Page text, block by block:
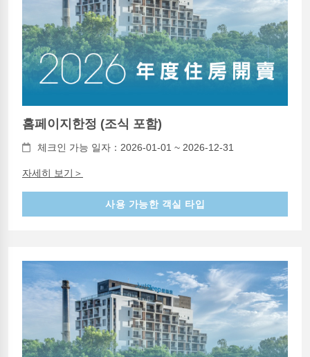
홈페이지한정 (조식 포함)
체크인 가능 일자：2026-01-01 ~ 2026-12-31
자세히 보기＞
사용 가능한 객실 타입